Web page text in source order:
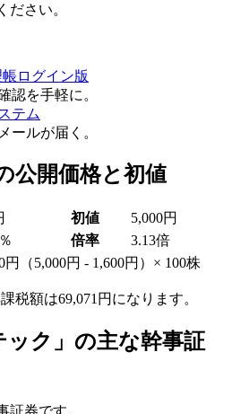
ださい。
ログイン版
認を手軽に。
テム
ールが届く。
公開価格と初値
初値
5,000円
倍率
3.13倍
円 （5,000円 - 1,600円）× 100株
税額は69,071円になります。
ク」の主な幹事証